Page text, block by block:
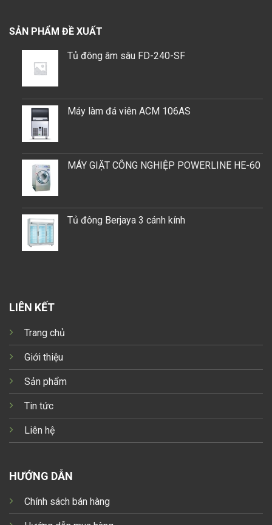
LIÊN KẾT
Trang chủ
Giới thiệu
Sản phẩm
Tin tức
Liên hệ
HƯỚNG DẪN
Chính sách bán hàng
SẢN PHẨM ĐỀ XUẤT
Tủ đông âm sâu FD-240-SF
Máy làm đá viên ACM 106AS
MÁY GIẶT CÔNG NGHIỆP POWERLINE HE-60
Tủ đông Berjaya 3 cánh kính